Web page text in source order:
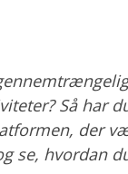
Så har
der
se, hvordan